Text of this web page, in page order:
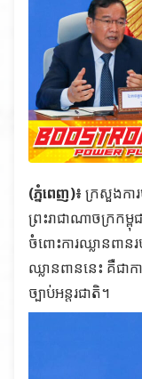
(ភ្នំពេញ)៖ ក្រសួងកា
ព្រះរាជាណាចក្រកម្
ចំពោះការឈ្លានពាន
ឈ្លានពាននេះ គឺជា
ច្បាប់អន្តរជាតិ។